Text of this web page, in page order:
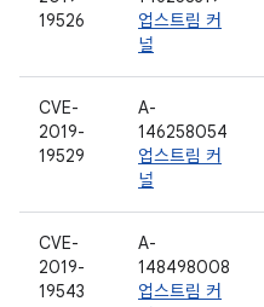
19526
업스트림 커
널
CVE-
2019-
19529
A-
146258054
업스트림 커
널
CVE-
2019-
19543
A-
148498008
업스트림 커